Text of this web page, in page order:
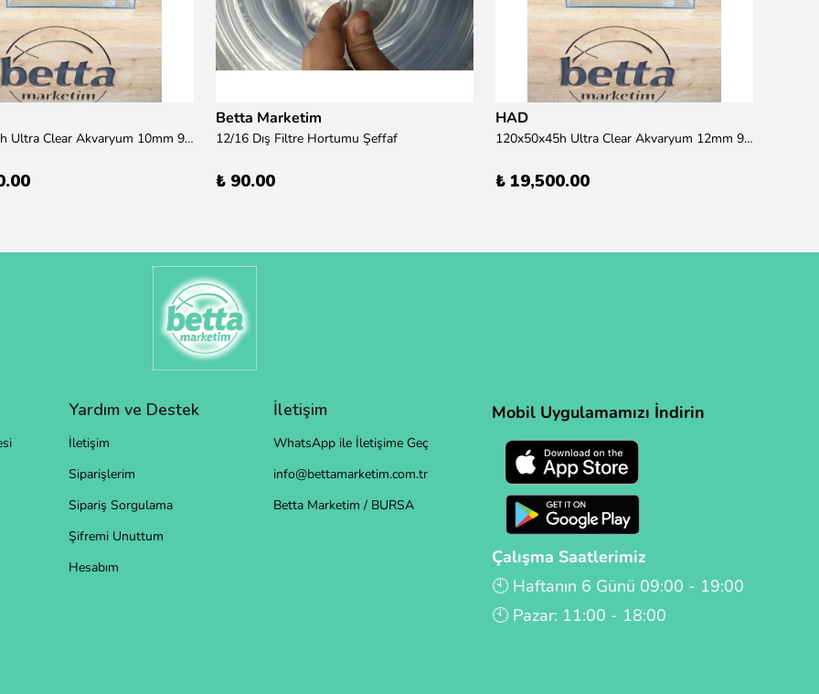
100x50x50h Ultra Clear Akvaryum 10mm 90derece Birleşim /Sadece Otobüs Kargosu ile Gönderim Yapılır !
Betta Marketim
12/16 Dış Filtre Hortumu Şeffaf
₺ 90.00
HAD
120x50x45h Ultra Clear Akvaryum 12mm 90 derece Birleşim (Otobüs Kargosu İle Gönderim Sağlanmaktadır)
₺ 19,500.00
Yardım ve Destek
İletişim
Siparişlerim
Sipariş Sorgulama
Şifremi Unuttum
Hesabım
İletişim
WhatsApp ile İletişime Geç
info@bettamarketim.com.tr
Betta Marketim / BURSA
Mobil Uygulamamızı İndirin
Çalışma Saatlerimiz
🕙 Haftanın 6 Günü 09:00 - 19:00
🕙 Pazar: 11:00 - 18:00